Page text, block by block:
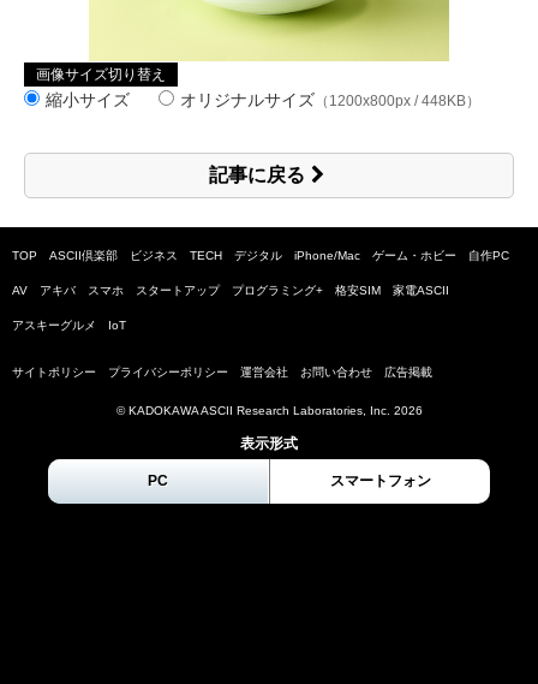
画像サイズ切り替え
縮小サイズ オリジナルサイズ （1200x800px / 448KB）
記事に戻る
TOP ASCII倶楽部 ビジネス TECH デジタル iPhone/Mac ゲーム・ホビー 自作PC
AV アキバ スマホ スタートアップ プログラミング+ 格安SIM 家電ASCII
アスキーグルメ IoT
サイトポリシー プライバシーポリシー 運営会社 お問い合わせ 広告掲載
© KADOKAWA ASCII Research Laboratories, Inc. 2026
表示形式
PC スマートフォン